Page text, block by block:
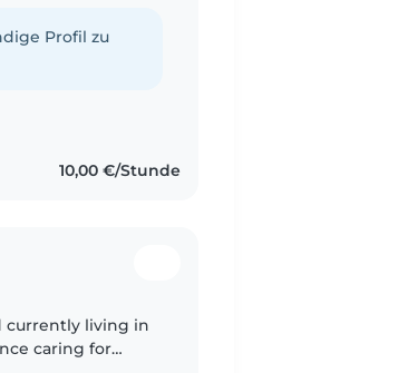
Profil zu
10,00 €/Stunde
currently living in
caring for